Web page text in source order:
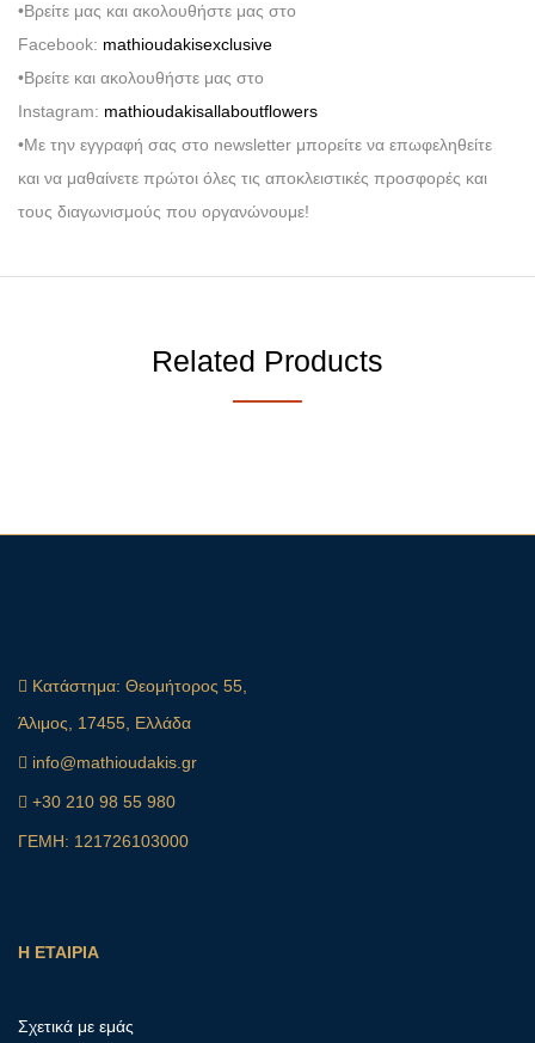
•Βρείτε μας και ακολουθήστε μας στο
Facebook: mathioudakisexclusive
•Βρείτε και ακολουθήστε μας στο
Instagram: mathioudakisallaboutflowers
•Με την εγγραφή σας στο newsletter μπορείτε να επωφεληθείτε
και να μαθαίνετε πρώτοι όλες τις αποκλειστικές προσφορές και
τους διαγωνισμούς που οργανώνουμε!
Related Products
Κατάστημα: Θεομήτορος 55,
Άλιμος, 17455, Ελλάδα
info@mathioudakis.gr
+30 210 98 55 980
ΓΕΜΗ: 121726103000
Η ΕΤΑΙΡΙΑ
Σχετικά με εμάς